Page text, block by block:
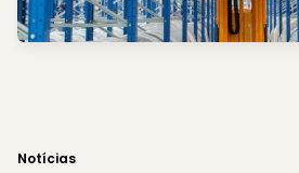
Notícias